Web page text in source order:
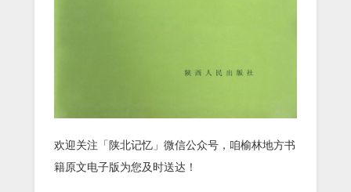
欢迎关注「陕北记忆」微信公众号，咱榆林地方书
籍原文电子版为您及时送达！